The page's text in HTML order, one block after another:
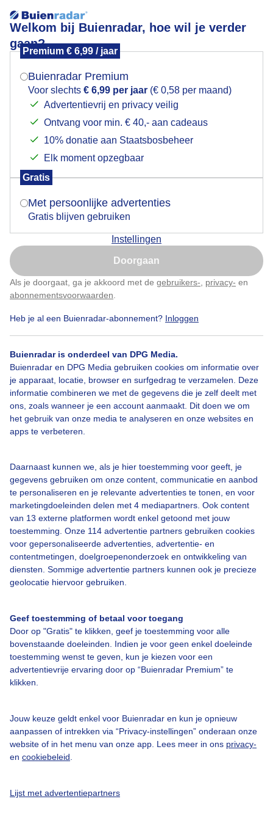
Welkom bij Buienradar, hoe wil je verder
gaan?
Premium € 6,99 / jaar
Buienradar Premium
Voor slechts € 6,99 per jaar (€ 0,58 per maand)
Advertentievrij en privacy veilig
Ontvang voor min. € 40,- aan cadeaus
10% donatie aan Staatsbosbeheer
Elk moment opzegbaar
Gratis
Met persoonlijke advertenties
Gratis blijven gebruiken
Instellingen
Doorgaan
Als je doorgaat, ga je akkoord met de gebruikers- privacy- en
abonnementsvoorwaarden
Heb je al een Buienradar-abonnement? Inloggen
Buienradar is onderdeel van DPG Media.
Buienradar en DPG Media gebruiken cookies om informatie over
je apparaat, locatie, browser en surfgedrag te verzamelen. Deze
informatie combineren we met de gegevens die je zelf deelt met
ons, zoals wanneer je een account aanmaakt. Dit doen we om
het gebruik van onze media te analyseren en onze websites en
apps te verbeteren.
Daarnaast kunnen we, als je hier toestemming voor geeft, je
gegevens gebruiken om onze content, communicatie en aanbod
te personaliseren en je relevante advertenties te tonen, en voor
marketingdoeleinden delen met 4 mediapartners. Ook content
van 13 externe platformen wordt enkel getoond met jouw
toestemming. Onze 114 advertentie partners gebruiken cookies
voor gepersonaliseerde advertenties, advertentie- en
contentmetingen, doelgroepenonderzoek en ontwikkeling van
diensten. Sommige advertentie partners kunnen ook je precieze
geolocatie hiervoor gebruiken.
Geef toestemming of betaal voor toegang
Door op "Gratis" te klikken, geef je toestemming voor alle
bovenstaande doeleinden. Indien je voor geen enkel doeleinde
toestemming wenst te geven, kun je kiezen voor een
advertentievrije ervaring door op “Buienradar Premium” te
klikken.
Jouw keuze geldt enkel voor Buienradar en kun je opnieuw
aanpassen of intrekken via “Privacy-instellingen” onderaan onze
website of in het menu van onze app. Lees meer in ons privacy-
en cookiebeleid
Lijst met advertentiepartners
Spelen op de camping
Door: Anita Maes-Kuppens Gemaakt: 06-06-2026, 75x bekeken
Spelenaandeglamping Zon Wolken
Bekijk slideshow
Over Buienradar
Bedrijfsgegevens
Contact
Toegankelijkheid
Gebruikersvoorwaarden
Adverteren
Privacy beleid
Cookie beleid
Mogen we je locatie gebruiken voor het
Indien je hier nog geen akkoord op hebt gegeven,
verschijnt er zo een pop-up uit je browser waarin
Is goed, toon de popup
Nu niet, misschien later
Klik hierom dit aan te passen